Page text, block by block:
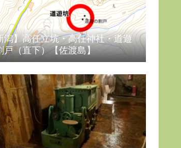
潟】高任立坑・高任神社・道遊
戸（直下）【佐渡島】